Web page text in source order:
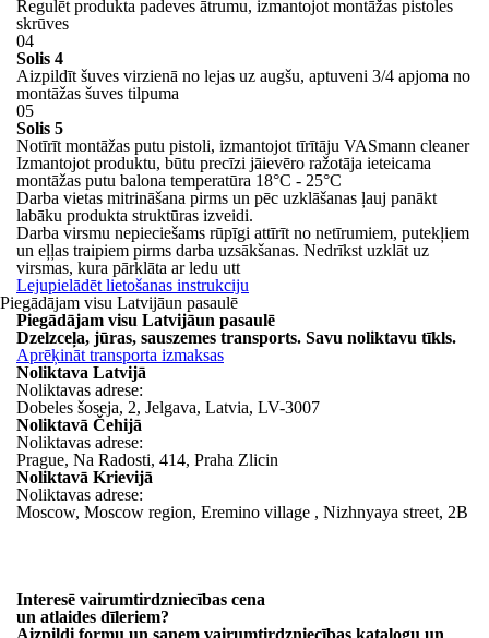
Regulēt produkta padeves ātrumu, izmantojot montāžas pistoles
skrūves
04
Solis 4
Aizpildīt šuves virzienā no lejas uz augšu, aptuveni 3/4 apjoma no
montāžas šuves tilpuma
05
Solis 5
Notīrīt montāžas putu pistoli, izmantojot tīrītāju VASmann cleaner
Izmantojot produktu, būtu precīzi jāievēro ražotāja ieteicama
montāžas putu balona temperatūra 18°C - 25°C
Darba vietas mitrināšana pirms un pēc uzklāšanas ļauj panākt
labāku produkta struktūras izveidi.
Darba virsmu nepieciešams rūpīgi attīrīt no netīrumiem, putekļiem
un eļļas traipiem pirms darba uzsākšanas. Nedrīkst uzklāt uz
virsmas, kura pārklāta ar ledu utt
Lejupielādēt lietošanas instrukciju
Piegādājam visu Latvijāun pasaulē
Piegādājam visu Latvijāun pasaulē
Dzelzceļa, jūras, sauszemes transports. Savu noliktavu tīkls.
Aprēķināt transporta izmaksas
Noliktava Latvijā
Noliktavas adrese:
Dobeles šoseja, 2, Jelgava, Latvia, LV-3007
Noliktavā Čehijā
Noliktavas adrese:
Prague, Na Radosti, 414, Praha Zlicin
Noliktavā Krievijā
Noliktavas adrese:
Moscow, Moscow region, Eremino village , Nizhnyaya street, 2B
Interesē vairumtirdzniecības cena
un atlaides dīleriem?
Aizpildi formu un saņem vairumtirdzniecības katalogu un